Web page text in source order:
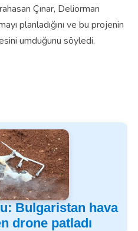
Çınar, Deliorman
planladığını ve bu projenin
umduğunu söyledi.
Bulgaristan hava
drone patladı